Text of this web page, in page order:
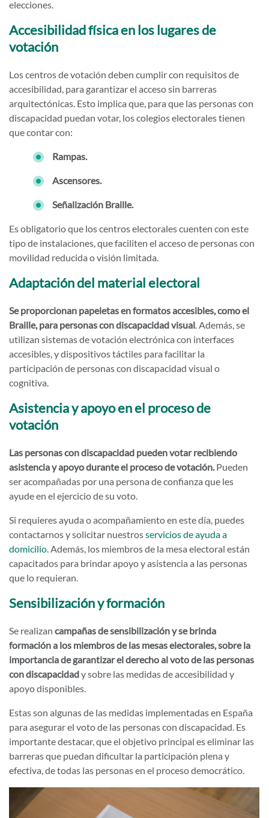
elecciones.
Accesibilidad física en los lugares de
votación
Los centros de votación deben cumplir con requisitos de
accesibilidad, para garantizar el acceso sin barreras
arquitectónicas. Esto implica que, para que las personas con
discapacidad puedan votar, los colegios electorales tienen
que contar con:
Rampas.
Ascensores.
Señalización Braille.
Es obligatorio que los centros electorales cuenten con este
tipo de instalaciones, que faciliten el acceso de personas con
movilidad reducida o visión limitada.
Adaptación del material electoral
Se proporcionan papeletas en formatos accesibles, como el
Braille, para personas con discapacidad visual . Además, se
utilizan sistemas de votación electrónica con interfaces
accesibles, y dispositivos táctiles para facilitar la
participación de personas con discapacidad visual o
cognitiva.
Asistencia y apoyo en el proceso de
votación
Las personas con discapacidad pueden votar recibiendo
asistencia y apoyo durante el proceso de votación. Pueden
ser acompañadas por una persona de confianza que les
ayude en el ejercicio de su voto.
Si requieres ayuda o acompañamiento en este día, puedes
contactarnos y solicitar nuestrosservicios de ayuda a
domicilio . Además, los miembros de la mesa electoral están
capacitados para brindar apoyo y asistencia a las personas
que lo requieran.
Sensibilización y formación
Se realizan campañas de sensibilización y se brinda
formación a los miembros de las mesas electorales, sobre la
importancia de garantizar el derecho al voto de las personas
con discapacidady sobre las medidas de accesibilidad y
apoyo disponibles.
Estas son algunas de las medidas implementadas en España
para asegurar el voto de las personas con discapacidad. Es
importante destacar, que el objetivo principal es eliminar las
barreras que puedan dificultar la participación plena y
efectiva, de todas las personas en el proceso democrático.